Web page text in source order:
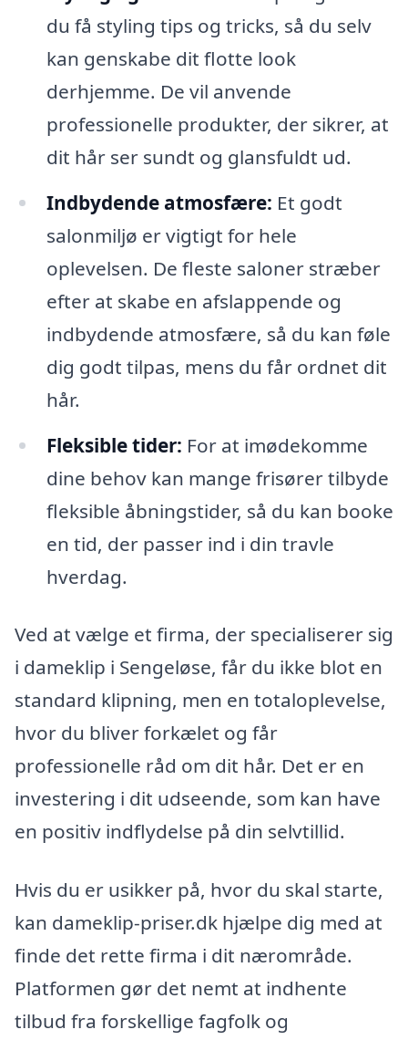
du få styling tips og tricks, så du selv
kan genskabe dit flotte look
derhjemme. De vil anvende
professionelle produkter, der sikrer, at
dit hår ser sundt og glansfuldt ud.
Indbydende atmosfære: Et godt
salonmiljø er vigtigt for hele
oplevelsen. De fleste saloner stræber
efter at skabe en afslappende og
indbydende atmosfære, så du kan føle
dig godt tilpas, mens du får ordnet dit
hår.
Fleksible tider: For at imødekomme
dine behov kan mange frisører tilbyde
fleksible åbningstider, så du kan booke
en tid, der passer ind i din travle
hverdag.
Ved at vælge et firma, der specialiserer sig
i dameklip i Sengeløse, får du ikke blot en
standard klipning, men en totaloplevelse,
hvor du bliver forkælet og får
professionelle råd om dit hår. Det er en
investering i dit udseende, som kan have
en positiv indflydelse på din selvtillid.
Hvis du er usikker på, hvor du skal starte,
kan dameklip-priser.dk hjælpe dig med at
finde det rette firma i dit nærområde.
Platformen gør det nemt at indhente
tilbud fra forskellige fagfolk og